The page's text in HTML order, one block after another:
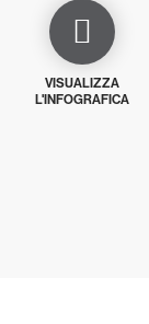
VISUALIZZA
L'INFOGRAFICA